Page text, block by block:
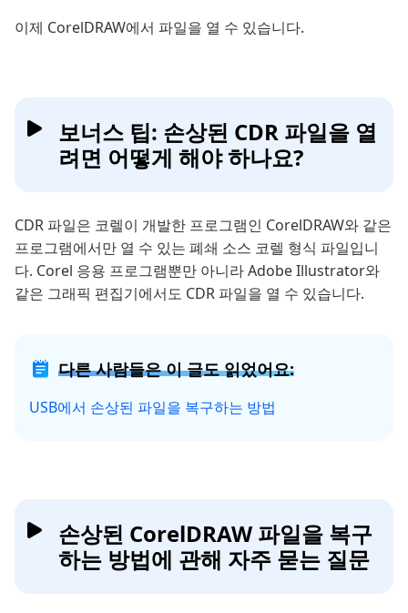
이제 CorelDRAW에서 파일을 열 수 있습니다.
보너스 팁: 손상된 CDR 파일을 열
려면 어떻게 해야 하나요?
CDR 파일은 코렐이 개발한 프로그램인 CorelDRAW와 같은
프로그램에서만 열 수 있는 폐쇄 소스 코렐 형식 파일입니
다. Corel 응용 프로그램뿐만 아니라 Adobe Illustrator와
같은 그래픽 편집기에서도 CDR 파일을 열 수 있습니다.
다른 사람들은 이 글도 읽었어요:
USB에서 손상된 파일을 복구하는 방법
손상된 CorelDRAW 파일을 복구
하는 방법에 관해 자주 묻는 질문